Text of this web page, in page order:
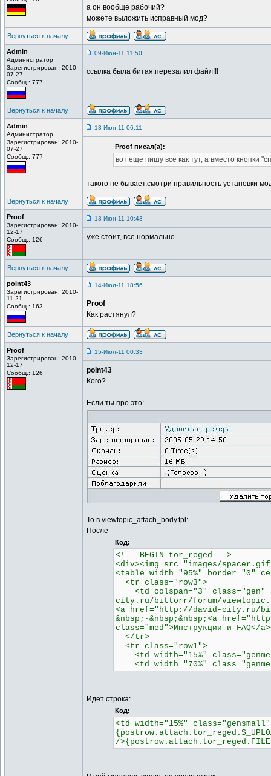
а он вообще рабочий?
можете выложить исправный мод?
Вернуться к началу
Admin
Администратор
Зарегистрирован: 2010-
07-27
Сообщ.: 777
09-Июн-11 11:50
ссылка была битая.перезалил файл!!!
Вернуться к началу
Admin
Администратор
Зарегистрирован: 2010-
07-27
Сообщ.: 777
13-Июн-11 06:11
Proof писал(а):
вот еще пишу все как тут, а вместо кнопки
такого не бывает.смотри правильность установки
Вернуться к началу
Proof
Зарегистрирован: 2010-
12-17
Сообщ.: 126
13-Июн-11 10:43
уже стоит, все нормально
Вернуться к началу
point43
Зарегистрирован: 2010-
11-21
Сообщ.: 163
14-Июл-11 18:56
Proof
Как растянул?
Вернуться к началу
Proof
Зарегистрирован: 2010-
12-17
Сообщ.: 126
15-Июл-11 00:33
point43
Кого?
Если ты про это:
То в viewtopic_attach_body.tpl:
После
Код:
<!-- BEGIN tor_reged -->
<div><img src="images/
<table width="95%" border="0"
<tr class="row3">
<td colspan="3" class="gen"
city.ru/bittorr/forum/
<a href="http://david-city.ru/
&nbsp;·&nbsp;&nbsp;<a
class="med">Инструкции и FAQ</
</tr>
<tr class="row1">
<td width="15%"
<td width="70%"
Идет строка:
Код:
<td width="15%"
/